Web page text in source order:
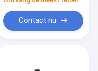
Contact nu